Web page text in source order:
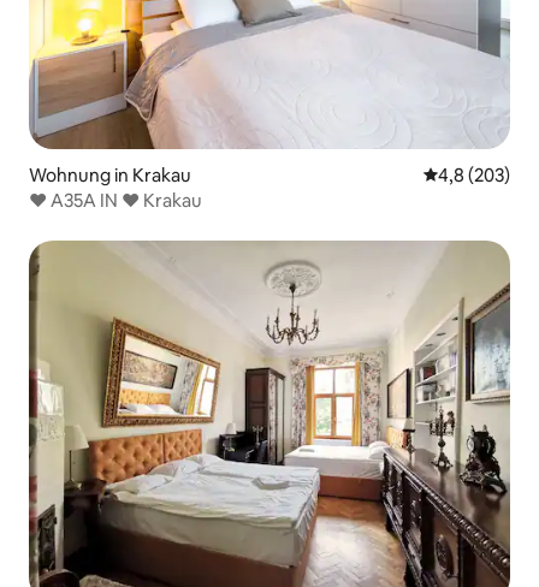
Wohnung in Krakau
4,8 (203)
❤ A35A IN ❤ Krakau